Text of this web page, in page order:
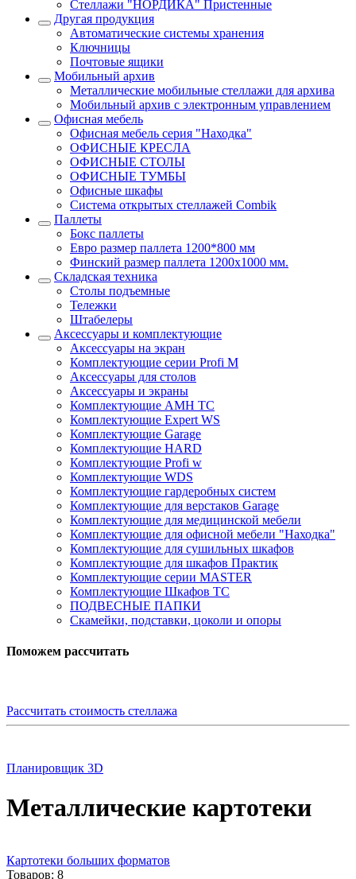
Стеллажи "НОРДИКА" Пристенные
Другая продукция
Автоматические системы хранения
Ключницы
Почтовые ящики
Мобильный архив
Металлические мобильные стеллажи для архива
Мобильный архив с электронным управлением
Офисная мебель
Офисная мебель серия "Находка"
ОФИСНЫЕ КРЕСЛА
ОФИСНЫЕ СТОЛЫ
ОФИСНЫЕ ТУМБЫ
Офисные шкафы
Система открытых стеллажей Combik
Паллеты
Бокс паллеты
Евро размер паллета 1200*800 мм
Финский размер паллета 1200х1000 мм.
Складская техника
Столы подъемные
Тележки
Штабелеры
Аксессуары и комплектующие
Аксессуары на экран
Комплектующие серии Profi M
Аксессуары для столов
Аксессуары и экраны
Комплектующие AMH TC
Комплектующие Expert WS
Комплектующие Garage
Комплектующие HARD
Комплектующие Profi w
Комплектующие WDS
Комплектующие гардеробных систем
Комплектующие для верстаков Garage
Комплектующие для медицинской мебели
Комплектующие для офисной мебели "Находка"
Комплектующие для сушильных шкафов
Комплектующие для шкафов Практик
Комплектующие серии MASTER
Комплектующие Шкафов ТС
ПОДВЕСНЫЕ ПАПКИ
Скамейки, подставки, цоколи и опоры
Поможем рассчитать
Рассчитать стоимость стеллажа
Планировщик 3D
Металлические картотеки
Картотеки больших форматов
Товаров: 8